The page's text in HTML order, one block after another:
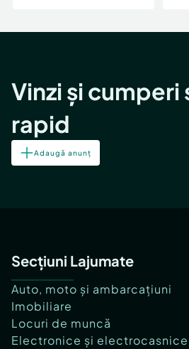
Vinzi și cumperi
rapid
Adaugă anunț
Secțiuni Lajumate
Auto, moto și ambarcațiuni
Imobiliare
Locuri de muncă
Electronice și electrocasnice